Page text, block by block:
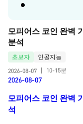
모피어스 코인 완벽
분석
초보자
인공지능
2026-08-07
10-15분
2026-08-07
모피어스 코인 완벽
석